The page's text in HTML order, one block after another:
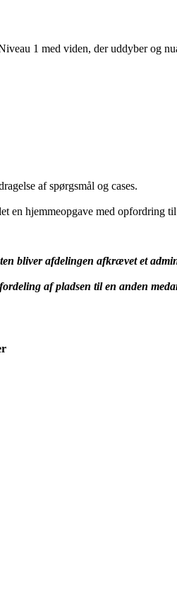
1 med viden, der uddyber og
af spørgsmål og cases.
en hjemmeopgave med opfordring
bliver afdelingen afkrævet et
af pladsen til en anden